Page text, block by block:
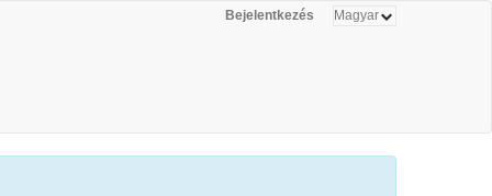
Bejelentkezés